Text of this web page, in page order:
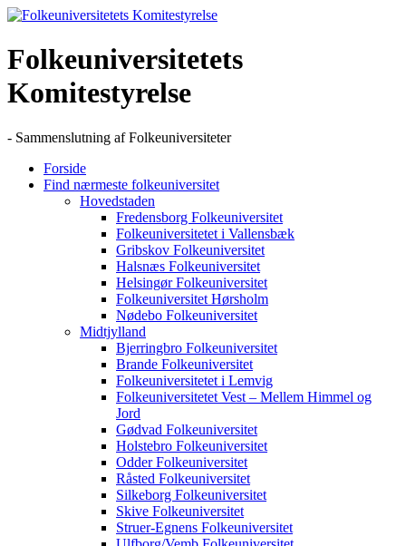
Skip
content
Folkeuniversitetets
Komitestyrelse
- Sammenslutning af Folkeuniversiteter
Forside
Find nærmeste folkeuniversitet
Hovedstaden
Fredensborg Folkeuniversitet
Folkeuniversitetet i Vallensbæk
Gribskov Folkeuniversitet
Halsnæs Folkeuniversitet
Helsingør Folkeuniversitet
Folkeuniversitet Hørsholm
Nødebo Folkeuniversitet
Midtjylland
Bjerringbro Folkeuniversitet
Brande Folkeuniversitet
Folkeuniversitetet i Lemvig
Folkeuniversitetet Vest – Mellem Himmel og
Jord
Gødvad Folkeuniversitet
Holstebro Folkeuniversitet
Odder Folkeuniversitet
Råsted Folkeuniversitet
Silkeborg Folkeuniversitet
Skive Folkeuniversitet
Struer-Egnens Folkeuniversitet